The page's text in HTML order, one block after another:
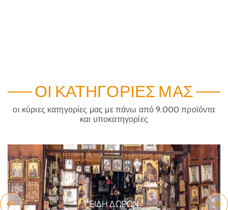
ΟΙ ΚΑΤΗΓΟΡΊΕΣ ΜΑΣ
οι κύριες κατηγορίες μας με πάνω από 9.000 προϊόντα
και υποκατηγορίες
ΕΊΔΗ ΔΏΡΩΝ